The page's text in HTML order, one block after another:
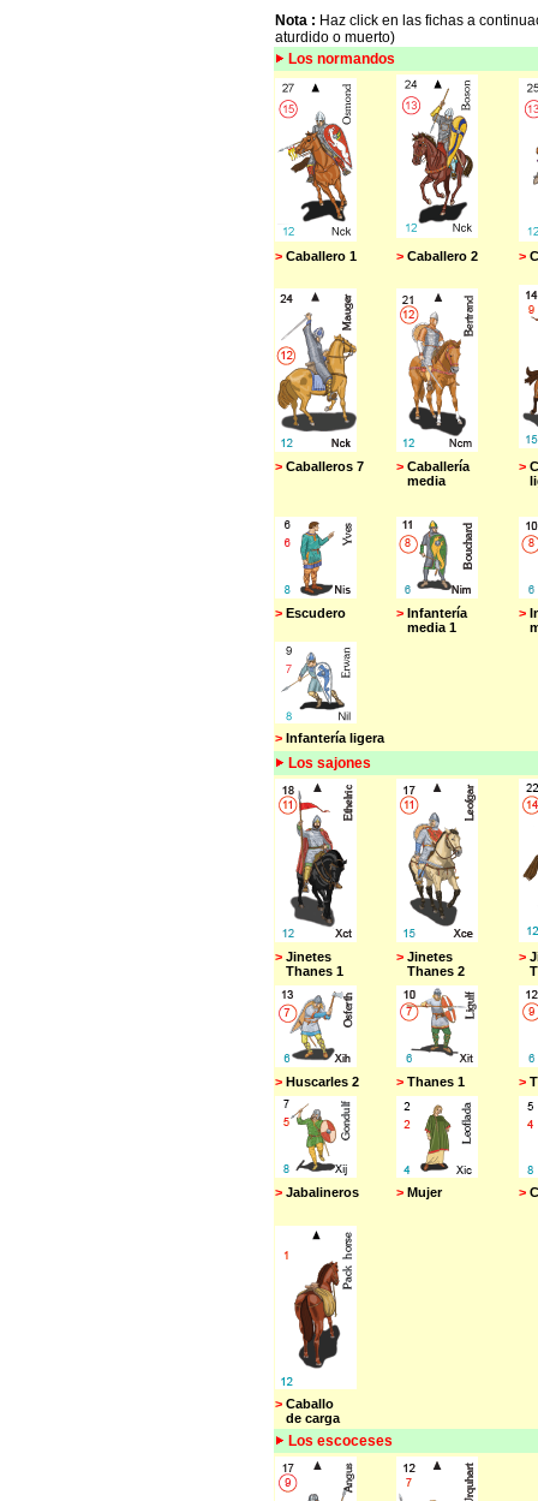
Nota : Haz click en las fichas a
aturdido o muerto)
Los normandos
> Caballero 1 > Caballero 2 >
> Caballeros 7 > Caballería
media
>
> Escudero > Infantería
media 1
>
> Infantería ligera
Los sajones
> Jinetes
Thanes 1
> Jinetes
Thanes 2
>
> Huscarles 2 > Thanes 1 >
> Jabalineros > Mujer >
> Caballo
de carga
Los escoceses